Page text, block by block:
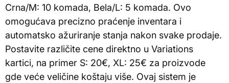
Crna/M: 10 komada, Bela/L: 5 komada. Ovo
omogućava precizno praćenje inventara i
automatsko ažuriranje stanja nakon svake prodaje.
Postavite različite cene direktno u Variations
kartici, na primer S: 20€, XL: 25€ za proizvode
gde veće veličine koštaju više. Ovaj sistem je